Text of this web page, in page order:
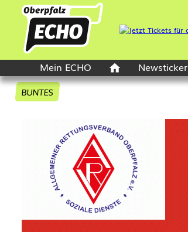
Mein ECHO Newsticker
BUNTES